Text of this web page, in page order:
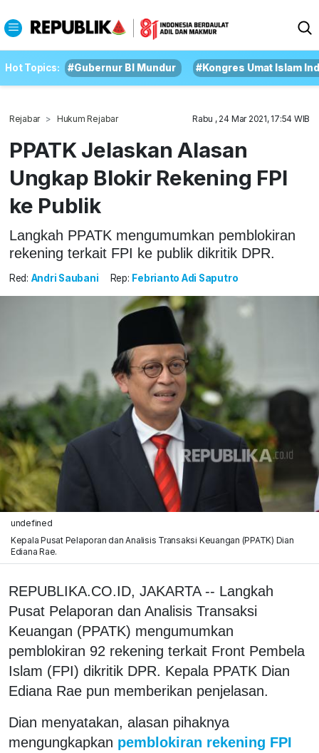
Hot Topics: #Gubernur BI Mundur #Kongres Umat Islam
Rejabar Hukum Rejabar Rabu , 24 Mar 2021, 17:54 WIB
PPATK Jelaskan Alasan
Ungkap Blokir Rekening FPI
ke Publik
Langkah PPATK mengumumkan pemblokiran
rekening terkait FPI ke publik dikritik DPR.
Red: Andri Saubani Rep: Febrianto Adi Saputro
undefined
Kepala Pusat Pelaporan dan Analisis Transaksi Keuangan (PPATK) Dian
Ediana Rae.
REPUBLIKA.CO.ID, JAKARTA -- Langkah
Pusat Pelaporan dan Analisis Transaksi
Keuangan (PPATK) mengumumkan
pemblokiran 92 rekening terkait Front Pembela
Islam (FPI) dikritik DPR. Kepala PPATK Dian
Ediana Rae pun memberikan penjelasan.
Dian menyatakan, alasan pihaknya
mengungkapkan pemblokiran rekening FPI